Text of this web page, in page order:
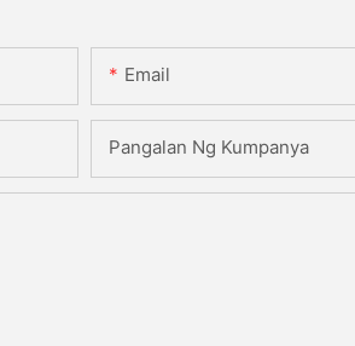
Email
Pangalan Ng Kumpanya